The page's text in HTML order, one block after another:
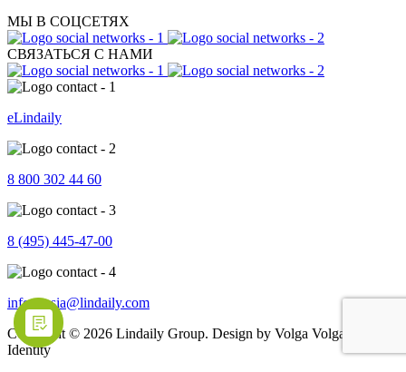
МЫ В СОЦСЕТЯХ
СВЯЗАТЬСЯ С НАМИ
eLindaily
8 800 302 44 60
8 (495) 445-47-00
info.russia@lindaily.com
Copyright © 2026 Lindaily Group. Design by Volga Volga Brand
Identity